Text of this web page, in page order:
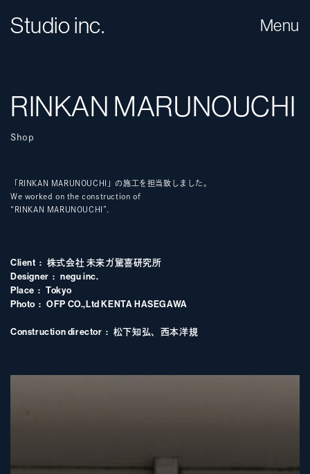
Studio inc. Menu
RINKAN MARUNOUCHI
Shop
「RINKAN MARUNOUCHI」の施工を担当致しました。
We worked on the construction of
“RINKAN MARUNOUCHI”.
Client
株式会社 未来ガ驚喜研究所
Designer
negu inc.
Place
Tokyo
Photo
OFP CO.,Ltd KENTA HASEGAWA
Construction director 松下知弘、西本洋規